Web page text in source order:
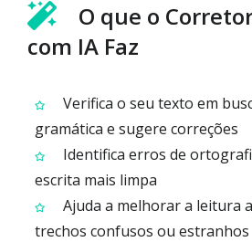
O que o
com IA Faz
Verifica o seu texto em
gramática e sugere correções
Identifica erros de
escrita mais limpa
Ajuda a melhorar a leitura
trechos confusos ou estranhos